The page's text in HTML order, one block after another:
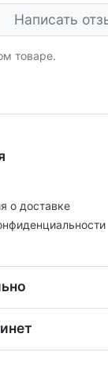
Написать
товаре.
о доставке